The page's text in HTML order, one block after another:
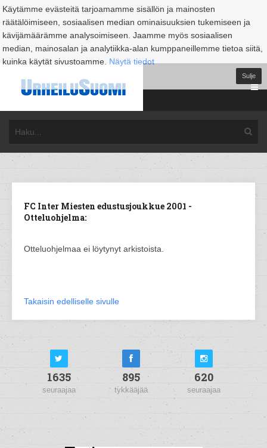
Käytämme evästeitä tarjoamamme sisällön ja mainosten
räätälöimiseen, sosiaalisen median ominaisuuksien tukemiseen ja
kävijämäärämme analysoimiseen. Jaamme myös sosiaalisen
median, mainosalan ja analytiikka-alan kumppaneillemme tietoa siitä,
kuinka käytät sivustoamme. Näytä tiedot
Sulje
FC Inter Miesten edustusjoukkue 2001 -
Otteluohjelma:
Otteluohjelmaa ei löytynyt arkistoista.
Takaisin edelliselle sivulle
1635
seuraajaa
895
tykkääjää
620
seuraajaa